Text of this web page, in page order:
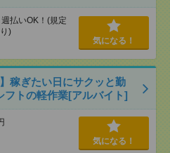
払いOK！(規定
)
気になる！
稼ぎたい日にサクッと勤
フトの軽作業[アルバイト]
気になる！